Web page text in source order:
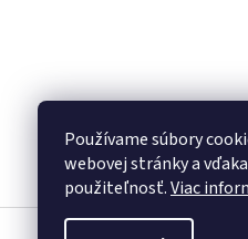
Používame súbory
webovej stránky a
použiteľnosť.Viac